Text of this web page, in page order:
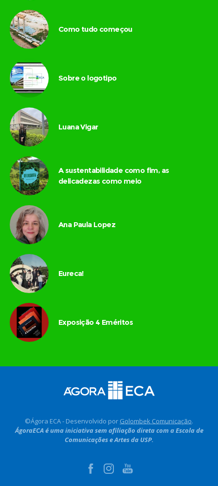
Como tudo começou
Sobre o logotipo
Luana Vigar
A sustentabilidade como fim, as
delicadezas como meio
Ana Paula Lopez
Eureca!
Exposição 4 Eméritos
©Ágora ECA - Desenvolvido por Golombek Comunicação.
ÁgoraECA é uma iniciativa sem afiliação direta com a Escola de
Comunicações e Artes da USP.